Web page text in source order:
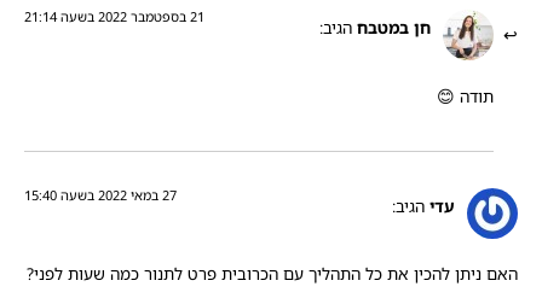
חן במטבח הגיב:
21 בספטמבר 2022 בשעה 21:14
תודה 😊
עדי הגיב:
27 במאי 2022 בשעה 15:40
האם ניתן להכין את כל התהליך עם הכרובית פרט לתנור כמה שעות לפני?